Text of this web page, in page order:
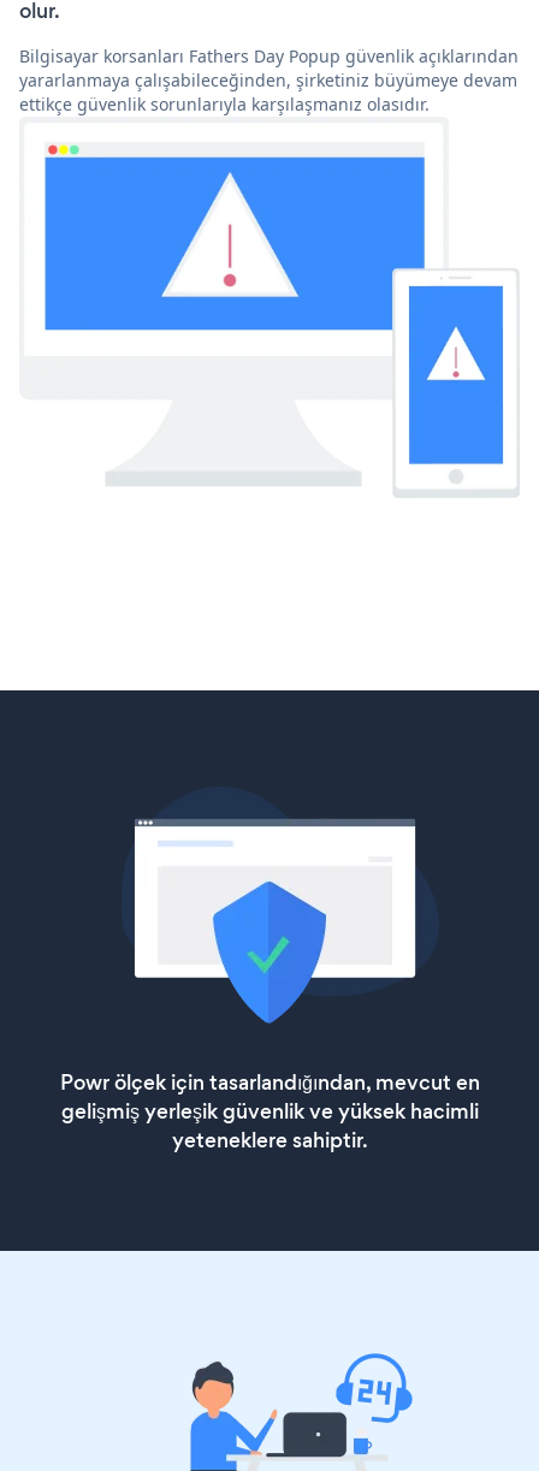
olur.
Bilgisayar korsanları Fathers Day Popup güvenlik açıklarından
yararlanmaya çalışabileceğinden, şirketiniz büyümeye devam
ettikçe güvenlik sorunlarıyla karşılaşmanız olasıdır.
Powr ölçek için tasarlandığından, mevcut en
gelişmiş yerleşik güvenlik ve yüksek hacimli
yeteneklere sahiptir.